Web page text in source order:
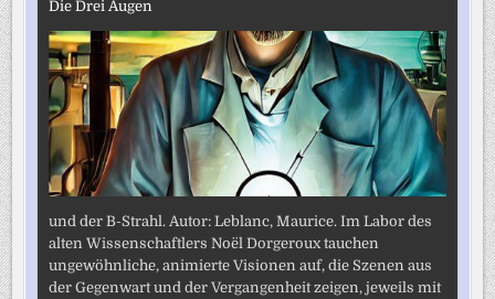
Die Drei Augen
und der B-Strahl. Autor: Leblanc, Maurice. Im Labor des
alten Wissenschaftlers Noël Dorgeroux tauchen
ungewöhnliche, animierte Visionen auf, die Szenen aus
der Gegenwart und der Vergangenheit zeigen, jeweils mit